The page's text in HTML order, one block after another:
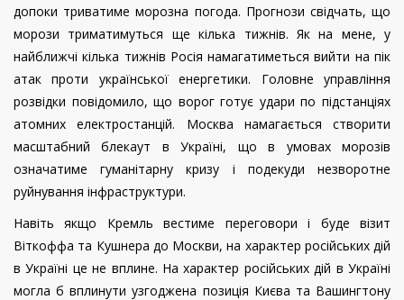
допоки триватиме морозна погода. Прогнози свідчать, що
морози триматимуться ще кілька тижнів. Як на мене, у
найближчі кілька тижнів Росія намагатиметься вийти на пік
атак проти української енергетики. Головне управління
розвідки повідомило, що ворог готує удари по підстанціях
атомних електростанцій. Москва намагається створити
масштабний блекаут в Україні, що в умовах морозів
означатиме гуманітарну кризу і подекуди незворотне
руйнування інфраструктури.
Навіть якщо Кремль вестиме переговори і буде візит
Віткоффа та Кушнера до Москви, на характер російських дій
в Україні це не вплине. На характер російських дій в Україні
могла б вплинути узгоджена позиція Києва та Вашингтону